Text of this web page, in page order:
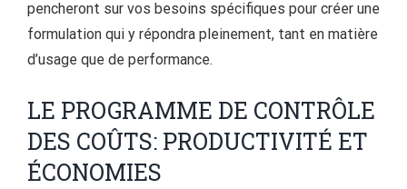
pencheront sur vos besoins spécifiques pour créer une
formulation qui y répondra pleinement, tant en matière
d’usage que de performance.
LE PROGRAMME DE CONTRÔLE
DES COÛTS: PRODUCTIVITÉ ET
ÉCONOMIES